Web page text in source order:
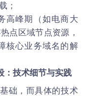
；
高峰期（如电商大
点区域节点资源，
核心业务域名的解
：技术细节与实践
础，而具体的技术